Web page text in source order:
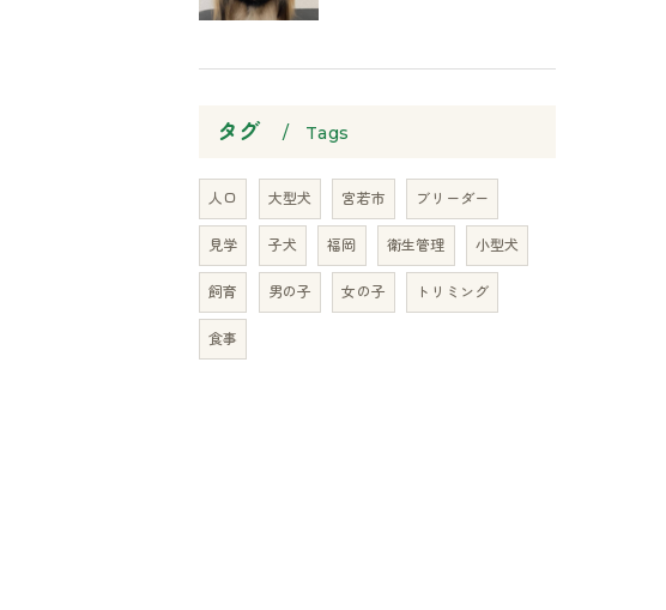
タグ Tags
人口 大型犬 宮若市 ブリーダー
見学 子犬 福岡 衛生管理 小型犬
飼育 男の子 女の子 トリミング
食事